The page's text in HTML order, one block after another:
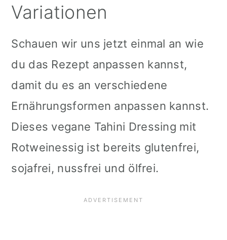
Variationen
Schauen wir uns jetzt einmal an wie
du das Rezept anpassen kannst,
damit du es an verschiedene
Ernährungsformen anpassen kannst.
Dieses vegane Tahini Dressing mit
Rotweinessig ist bereits glutenfrei,
sojafrei, nussfrei und ölfrei.